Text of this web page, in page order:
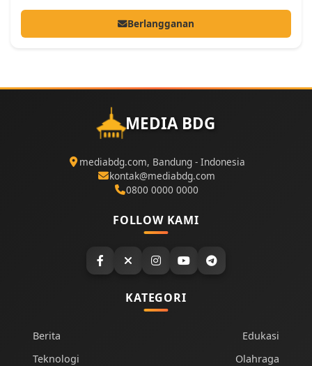
Berlangganan
MEDIA BDG
mediabdg.com, Bandung - Indonesia
kontak@mediabdg.com
0800 0000 0000
FOLLOW KAMI
KATEGORI
Berita
Teknologi
Edukasi
Olahraga